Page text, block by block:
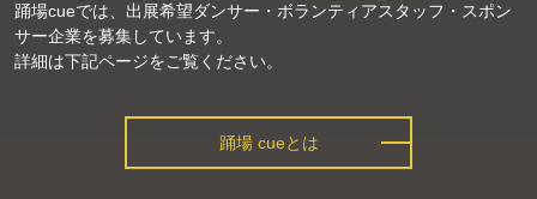
踊場cueでは、出展希望ダンサー・ボランティアスタッフ・スポン
サー企業を募集しています。
詳細は下記ページをご覧ください。
踊場 cueとは